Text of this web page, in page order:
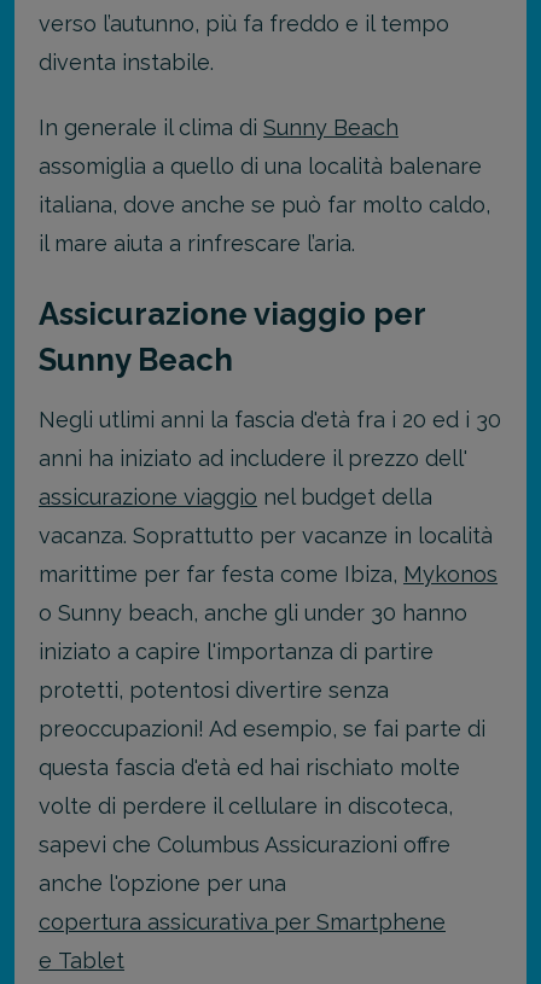
verso l’autunno, più fa freddo e il tempo
diventa instabile.
In generale il clima di Sunny Beach
assomiglia a quello di una località balenare
italiana, dove anche se può far molto caldo,
il mare aiuta a rinfrescare l’aria.
Assicurazione viaggio per
Sunny Beach
Negli utlimi anni la fascia d'età fra i 20 ed i 30
anni ha iniziato ad includere il prezzo dell'
assicurazione viaggio nel budget della
vacanza. Soprattutto per vacanze in località
marittime per far festa come Ibiza, Mykonos
o Sunny beach, anche gli under 30 hanno
iniziato a capire l'importanza di partire
protetti, potentosi divertire senza
preoccupazioni! Ad esempio, se fai parte di
questa fascia d'età ed hai rischiato molte
volte di perdere il cellulare in discoteca,
sapevi che Columbus Assicurazioni offre
anche l'opzione per una
copertura assicurativa per Smartphene
e Tablet